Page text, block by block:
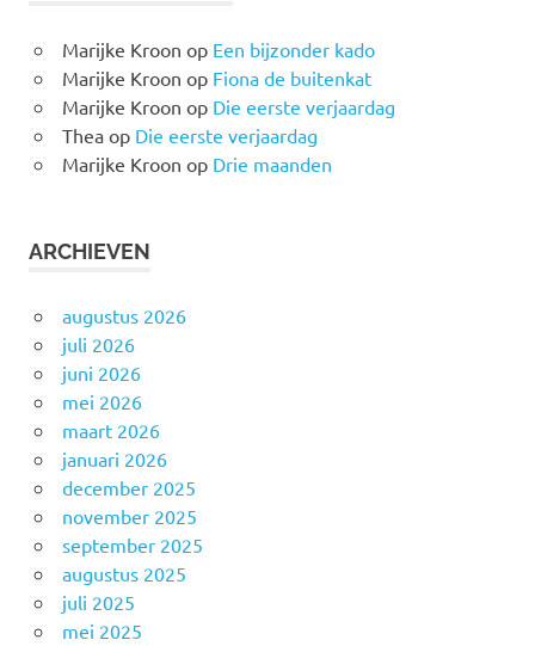
Marijke Kroon op Een bijzonder kado
Marijke Kroon op Fiona de buitenkat
Marijke Kroon op Die eerste verjaardag
Theaop Die eerste verjaardag
Marijke Kroon op Drie maanden
ARCHIEVEN
augustus 2026
juli 2026
juni 2026
mei 2026
maart 2026
januari 2026
december 2025
november 2025
september 2025
augustus 2025
juli 2025
mei 2025